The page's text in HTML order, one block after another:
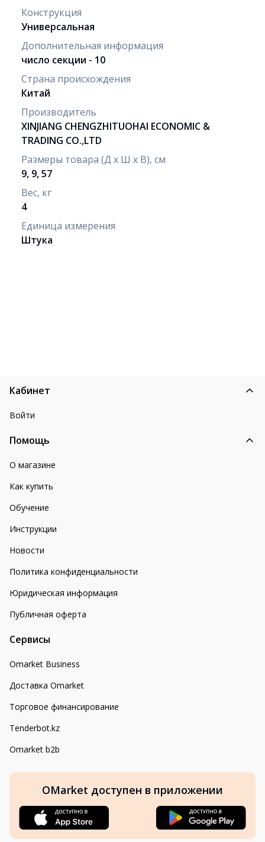
Конструкция
Универсальная
Дополнительная информация
число секции - 10
Страна происхождения
Китай
Производитель
XINJIANG CHENGZHITUOHAI ECONOMIC &
TRADING CO.,LTD
Размеры товара (Д х Ш х В), см
9, 9, 57
Вес, кг
4
Единица измерения
Штука
Кабинет
Войти
Помощь
О магазине
Как купить
Обучение
Инструкции
Новости
Политика конфиденциальности
Юридическая информация
Публичная оферта
Сервисы
Omarket Business
Доставка Omarket
Торговое финансирование
Tenderbot.kz
Omarket b2b
OMarket доступен в приложении